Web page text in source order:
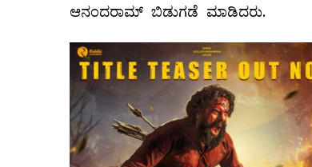
ಆನಂದರಾಮ್ ಬಿಡುಗಡೆ ಮಾಡಿದರು.